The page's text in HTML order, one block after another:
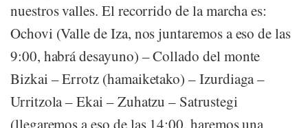
nuestros valles. El recorrido de la marcha es:
Ochovi (Valle de Iza, nos juntaremos a eso de las
9:00, habrá desayuno) – Collado del monte
Bizkai – Errotz (hamaiketako) – Izurdiaga –
Urritzola – Ekai – Zuhatzu – Satrustegi
(llegaremos a eso de las 14:00, haremos una